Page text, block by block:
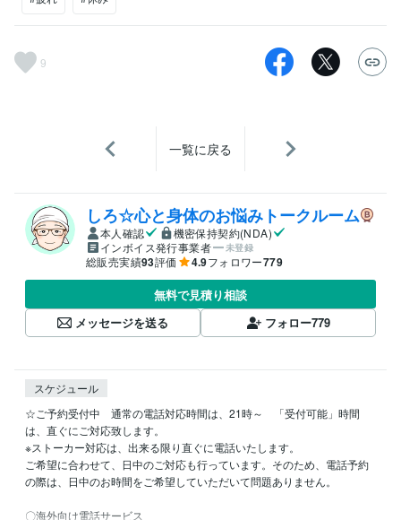
9
一覧に戻る
しろ☆心と身体のお悩みトークルーム
本人確認
機密保持契約(NDA)
インボイス発行事業者
未登録
総販売実績93評価 4.9フォロワー779
無料で見積り相談
メッセージを送る
フォロー779
スケジュール
☆ご予約受付中　通常の電話対応時間は、21時～　「受付可能」時間
は、直ぐにご対応致します。
※ストーカー対応は、出来る限り直ぐに電話いたします。
ご希望に合わせて、日中のご対応も行っています。そのため、電話予約
の際は、日中のお時間をご希望していただいて問題ありません。
〇海外向け電話サービス